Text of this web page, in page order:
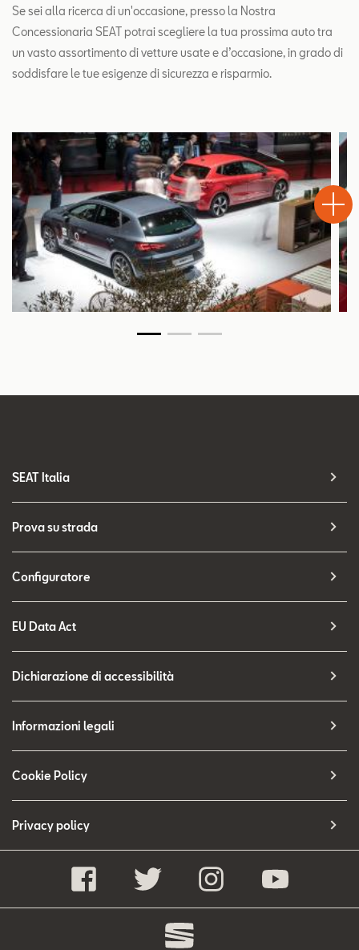
Se sei alla ricerca di un'occasione, presso la Nostra
Concessionaria SEAT potrai scegliere la tua prossima auto tra
un vasto assortimento di vetture usate e d’occasione, in grado di
soddisfare le tue esigenze di sicurezza e risparmio.
SEAT Italia
Prova su strada
Configuratore
EU Data Act
Dichiarazione di accessibilità
Informazioni legali
Cookie Policy
Privacy policy
Test
Drive
Chiama